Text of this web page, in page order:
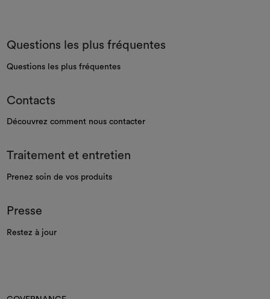
Questions les plus fréquentes
Questions les plus fréquentes
Contacts
Découvrez comment nous contacter
Traitement et entretien
Prenez soin de vos produits
Presse
Restez à jour